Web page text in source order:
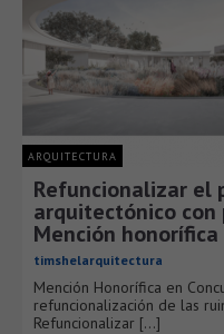
ARQUITECTURA
Refuncionalizar el
arquitectónico
Mención honorífica
timshelarquitectura
Mención Honorífica en
refuncionalización de las
Refuncionalizar [...]